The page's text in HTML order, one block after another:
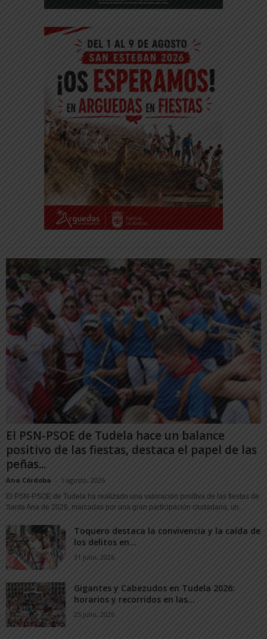
El PSN-PSOE de Tudela hace un balance
positivo de las fiestas, destaca el papel de las
peñas...
Ana Córdoba - 1 agosto, 2026
El PSN-PSOE de Tudela ha realizado una valoración positiva de las fiestas de
Santa Ana de 2026, marcadas por una gran participación ciudadana, un...
Toquero destaca la convivencia y la caída de
los delitos en...
31 julio, 2026
Gigantes y Cabezudos en Tudela 2026:
horarios y recorridos en las...
25 julio, 2026